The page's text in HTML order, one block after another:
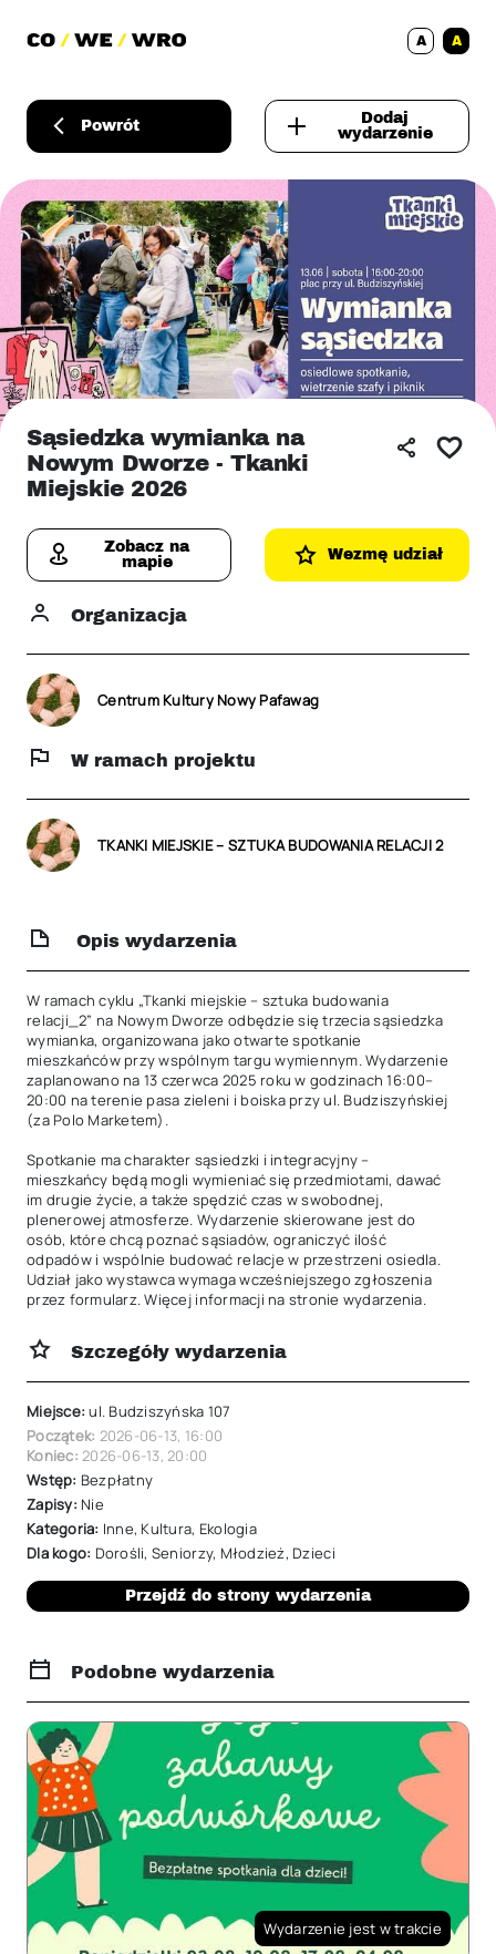
A A
Powrót
Dodaj
wydarzenie
Sąsiedzka wymianka na
Nowym Dworze - Tkanki
Miejskie 2026
Zobacz na
mapie
Wezmę udział
Organizacja
Centrum Kultury Nowy Pafawag
W ramach projektu
TKANKI MIEJSKIE – SZTUKA BUDOWANIA RELACJI 2
Opis wydarzenia
W ramach cyklu „Tkanki miejskie – sztuka budowania
relacji_2” na Nowym Dworze odbędzie się trzecia sąsiedzka
wymianka, organizowana jako otwarte spotkanie
mieszkańców przy wspólnym targu wymiennym. Wydarzenie
zaplanowano na 13 czerwca 2025 roku w godzinach 16:00–
20:00 na terenie pasa zieleni i boiska przy ul. Budziszyńskiej
(za Polo Marketem).
Spotkanie ma charakter sąsiedzki i integracyjny –
mieszkańcy będą mogli wymieniać się przedmiotami, dawać
im drugie życie, a także spędzić czas w swobodnej,
plenerowej atmosferze. Wydarzenie skierowane jest do
osób, które chcą poznać sąsiadów, ograniczyć ilość
odpadów i wspólnie budować relacje w przestrzeni osiedla.
Udział jako wystawca wymaga wcześniejszego zgłoszenia
przez formularz. Więcej informacji na stronie wydarzenia.
Szczegóły wydarzenia
Miejsce:ul. Budziszyńska 107
Początek: 2026-06-13, 16:00
Koniec:2026-06-13,20:00
Wstęp: Bezpłatny
Zapisy: Nie
Kategoria: Inne, Kultura, Ekologia
Dla kogo: Dorośli, Seniorzy, Młodzież, Dzieci
Przejdź do strony wydarzenia
Podobne wydarzenia
Wydarzenie jest w trakcie